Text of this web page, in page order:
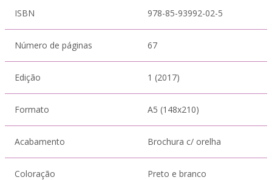
ISBN 978-85-93992-02-5
Número de páginas 67
Edição 1 (2017)
Formato A5 (148x210)
Acabamento Brochura c/ orelha
Coloração Preto e branco